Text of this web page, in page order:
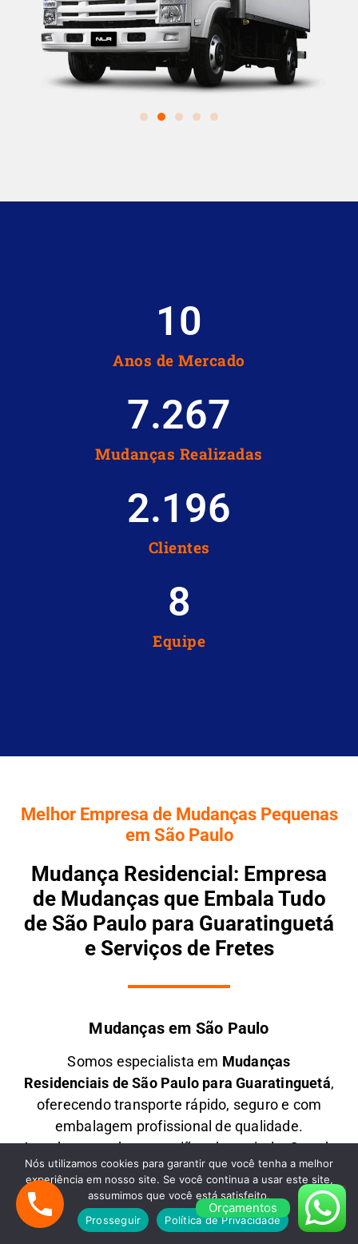
Anos de Mercado
10
Mudanças Realizadas
7.267
Clientes
2.196
Equipe
8
Melhor Empresa de Mudanças Pequenas
em São Paulo
Mudança Residencial: Empresa
de Mudanças que Embala Tudo
de São Paulo para Guaratinguetá
e Serviços de Fretes
Mudanças em São Paulo
Somos especialista em Mudanças
Residenciais de São Paulo para Guaratinguetá,
oferecendo transporte rápido, seguro e com
embalagem profissional de qualidade.
Atendemos todas as regiões da capital e Grande
SP, garantindo pontualidade, cuidado extremo e
o melhor custo-benefício para mudanças de
todos os portes para qualquer Estado do Brasil.
Orçamentos
Nós utilizamos cookies para garantir que você tenha a melhor
experiência em nosso site. Se você continua a usar este site,
assumimos que você está satisfeito.
Prosseguir
Política de Privacidade